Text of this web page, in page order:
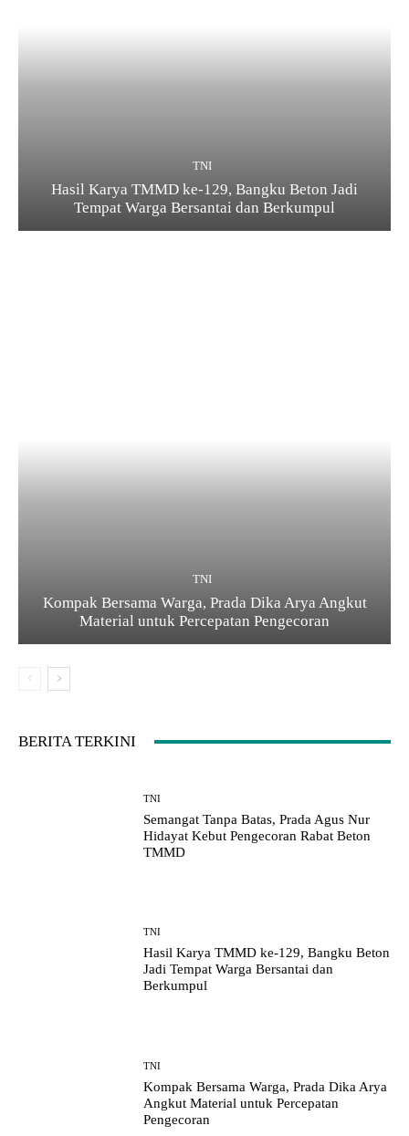
TNI
Hasil Karya TMMD ke-129, Bangku Beton Jadi
Tempat Warga Bersantai dan Berkumpul
TNI
Kompak Bersama Warga, Prada Dika Arya Angkut
Material untuk Percepatan Pengecoran
BERITA TERKINI
TNI
Semangat Tanpa Batas, Prada Agus Nur
Hidayat Kebut Pengecoran Rabat Beton
TMMD
TNI
Hasil Karya TMMD ke-129, Bangku Beton
Jadi Tempat Warga Bersantai dan
Berkumpul
TNI
Kompak Bersama Warga, Prada Dika Arya
Angkut Material untuk Percepatan
Pengecoran